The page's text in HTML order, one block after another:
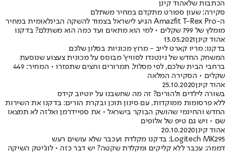
הכתבות שלאהוד קינן
סקירה: שעון ספורט מתקדם במחיר משתלם
ה-Amazfit T-Rex Pro הגיע לישראל בצמוד להשקה הבינלאומית במחיר
מומלץ של 799 שקלים • למי הוא מתאים ועד כמה הוא משתלם? בדקנו
אהוד קינן13.05.2021
בדקנו: מריו קארט לייב - מרוץ מכוניות בסלון שלכם
המשחק החדש של נינטנדו לסוויץ' מבוסס על מכונית צעצוע שנוסעת
ברחבי הבית שלכם, לפי מסלול, תמרורים וחצים שתפזרו • המחיר: 449
שקלים • הסקירה המלאה
אהוד קינן25.10.2020
בשורה לילדים ולהורים? זה מה שחשבנו על יוטיוב קידס
ללא פרסומות ממוקדות, עם סינון תוכן ובקרת הורים: בדקנו את השירות
החדש והחינמי שהושק הבוקר בישראל • את ספיידרמן ואלזה לא תמצאו
שם • ויש גם טיפ של אלופים
אהוד קינן20.10.2020
Logitech MK295: בדקנו מקלדת ועכבר שלא עושים רעש
דממה: עכבר ללא קליקים ומקלדת שקטה? יש דבר כזה • לוג'יטק השיקה